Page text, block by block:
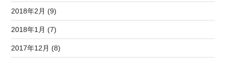
2018年2月 (9)
2018年1月 (7)
2017年12月 (8)